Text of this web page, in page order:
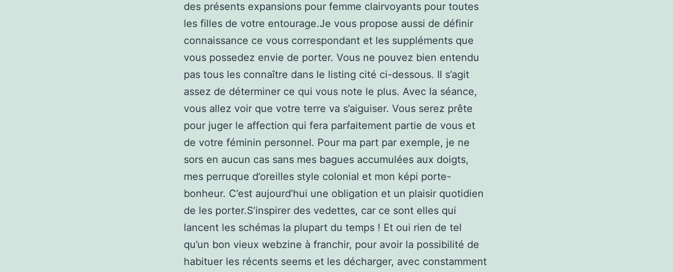
des présents expansions pour femme clairvoyants pour toutes
les filles de votre entourage.Je vous propose aussi de définir
connaissance ce vous correspondant et les suppléments que
vous possedez envie de porter. Vous ne pouvez bien entendu
pas tous les connaître dans le listing cité ci-dessous. Il s’agit
assez de déterminer ce qui vous note le plus. Avec la séance,
vous allez voir que votre terre va s’aiguiser. Vous serez prête
pour juger le affection qui fera parfaitement partie de vous et
de votre féminin personnel. Pour ma part par exemple, je ne
sors en aucun cas sans mes bagues accumulées aux doigts,
mes perruque d’oreilles style colonial et mon képi porte-
bonheur. C’est aujourd’hui une obligation et un plaisir quotidien
de les porter.S’inspirer des vedettes, car ce sont elles qui
lancent les schémas la plupart du temps ! Et oui rien de tel
qu’un bon vieux webzine à franchir, pour avoir la possibilité de
habituer les récents seems et les décharger, avec constamment